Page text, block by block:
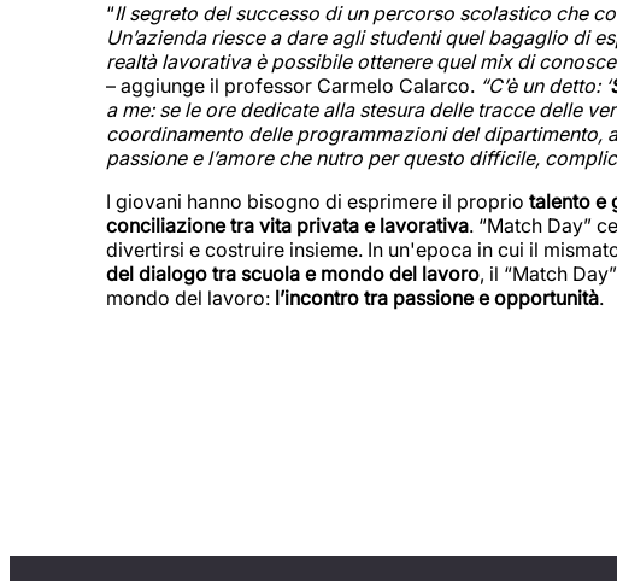
“Il segreto del successo di un percorso scolastico che
Un’azienda riesce a dare agli studenti quel bagaglio di
realtà lavorativa è possibile ottenere quel mix di
– aggiunge il professor Carmelo Calarco. “C’è un detto: ‘
a me: se le ore dedicate alla stesura delle tracce delle
coordinamento delle programmazioni del dipartimento,
passione e l’amore che nutro per questo difficile,
I giovani hanno bisogno di esprimere il proprio talento e
conciliazione tra vita privata e lavorativa. “Match Day”
divertirsi e costruire insieme. In un'epoca in cui il
del dialogo tra scuola e mondo del lavoro, il “Match
mondo del lavoro: l’incontro tra passione e opportunità.